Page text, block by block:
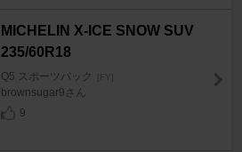
MICHELIN X-ICE SNOW SUV
235/60R18
Q5 スポーツバック [FY]
brownsugar9さん
9